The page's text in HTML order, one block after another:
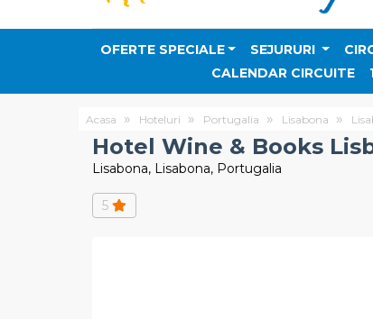
OFERTE SPECIALE SEJURURI
CALENDAR CIRCUITE
Acasa Hoteluri Portugalia Lisabona
Hotel Wine & Books
Lisabona, Lisabona, Portugalia
5